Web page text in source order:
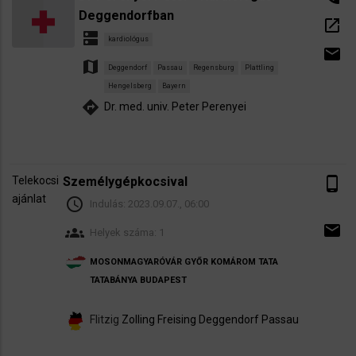
Deggendorfban
dns kardiológus
map Deggendorf Passau Regensburg Plattling
Hengelsberg Bayern
directions Dr. med. univ. Peter Perenyei
open_in_new
email
Telekocsi
ajánlat
Személygépkocsival
schedule Indulás: 2023.09.07., 06:00
groups Helyek száma: 1
MOSONMAGYARÓVÁR GYŐR KOMÁROM TATA
TATABÁNYA BUDAPEST
Flitzig Zolling Freising Deggendorf Passau
phone_android
email